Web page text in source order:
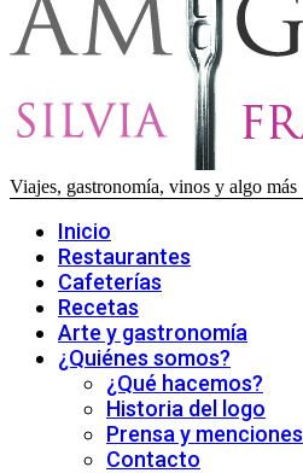
Viajes, gastronomía, vinos y algo más
Inicio
Restaurantes
Cafeterías
Recetas
Arte y gastronomía
¿Quiénes somos?
¿Qué hacemos?
Historia del logo
Prensa y menciones
Contacto